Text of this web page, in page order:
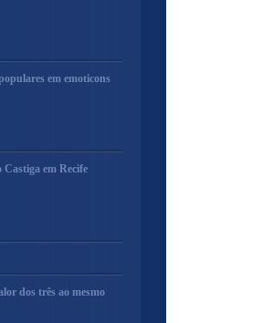
em emoticons
Castiga em Recife
dos três ao mesmo